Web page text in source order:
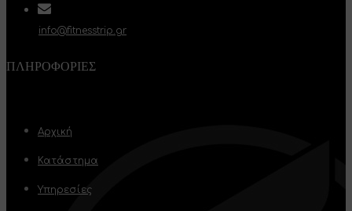
info@fitnesstrip.gr
ΠΛΗΡΟΦΟΡΊΕΣ
Αρχική
Κατάστημα
Υπηρεσίες